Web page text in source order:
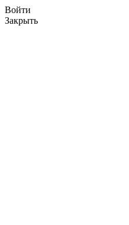
Войти
Закрыть